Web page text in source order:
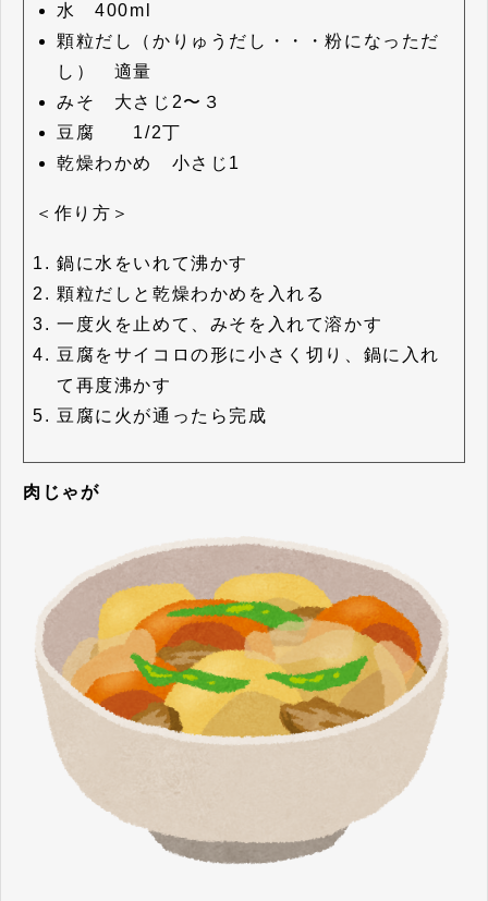
水 400ml
顆粒だし（かりゅうだし・・・粉になっただ
し） 適量
みそ 大さじ2〜３
豆腐 1/2丁
乾燥わかめ 小さじ1
＜作り方＞
鍋に水をいれて沸かす
顆粒だしと乾燥わかめを入れる
一度火を止めて、みそを入れて溶かす
豆腐をサイコロの形に小さく切り、鍋に入れ
て再度沸かす
豆腐に火が通ったら完成
肉じゃが